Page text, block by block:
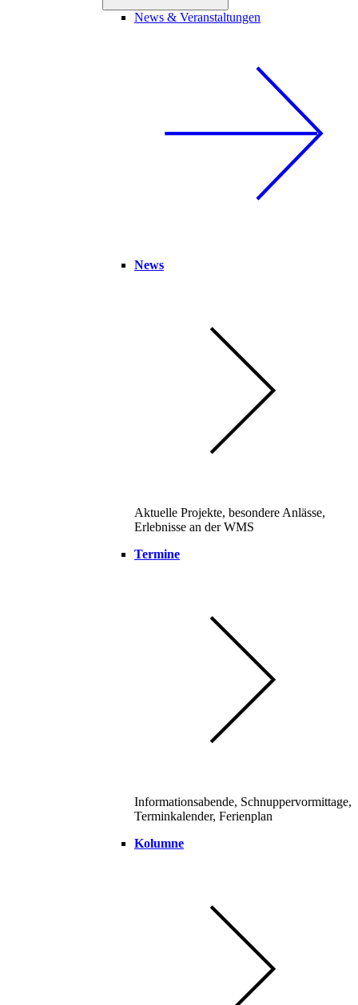
News & Veranstaltungen
News
Aktuelle Projekte, besondere Anlässe,
Erlebnisse an der WMS
Termine
Informationsabende, Schnuppervormittage,
Terminkalender, Ferienplan
Kolumne